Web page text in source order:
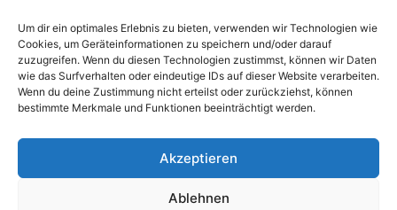
Um dir ein optimales Erlebnis zu bieten, verwenden wir Technologien wie
Cookies, um Geräteinformationen zu speichern und/oder darauf
zuzugreifen. Wenn du diesen Technologien zustimmst, können wir Daten
wie das Surfverhalten oder eindeutige IDs auf dieser Website verarbeiten.
Wenn du deine Zustimmung nicht erteilst oder zurückziehst, können
bestimmte Merkmale und Funktionen beeinträchtigt werden.
Akzeptieren
Ablehnen
h
i
v
Unterstützt von: